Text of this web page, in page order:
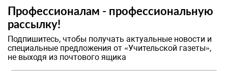
Профессионалам - профессиональную
рассылку!
Подпишитесь, чтобы получать актуальные новости и
специальные предложения от «Учительской газеты»,
не выходя из почтового ящика